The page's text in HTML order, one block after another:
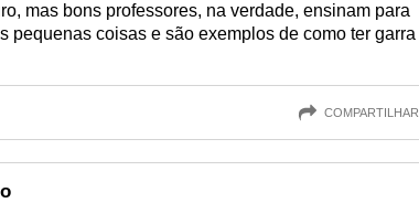
mas bons professores, na verdade, ensinam para
pequenas coisas e são exemplos de como ter garra
COMPARTILHAR